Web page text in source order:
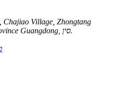
Chajiao Village, Zhongtang
Town, Dongguan City, Province Guangdong, סין.